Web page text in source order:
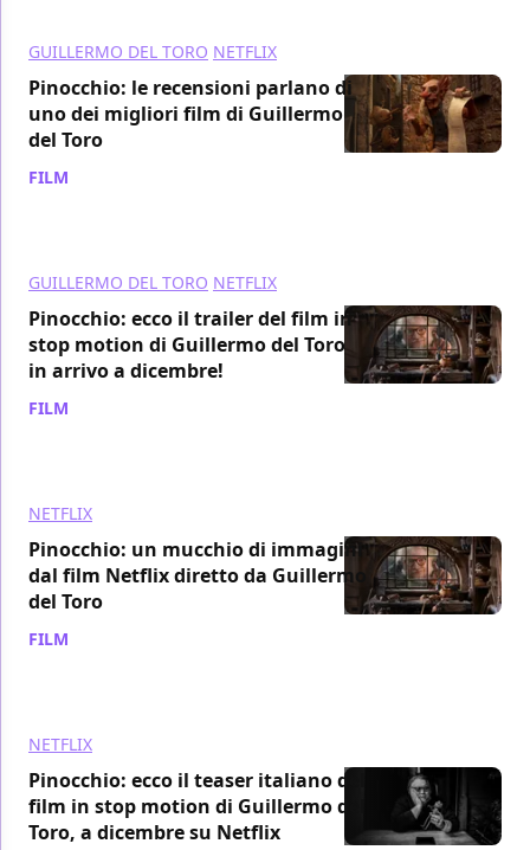
GUILLERMO DEL TORO NETFLIX
Pinocchio: le recensioni parlano di
uno dei migliori film di Guillermo
del Toro
FILM
GUILLERMO DEL TORO NETFLIX
Pinocchio: ecco il trailer del film in
stop motion di Guillermo del Toro
in arrivo a dicembre!
FILM
NETFLIX
Pinocchio: un mucchio di immagini
dal film Netflix diretto da Guillermo
del Toro
FILM
NETFLIX
Pinocchio: ecco il teaser italiano del
film in stop motion di Guillermo del
Toro, a dicembre su Netflix